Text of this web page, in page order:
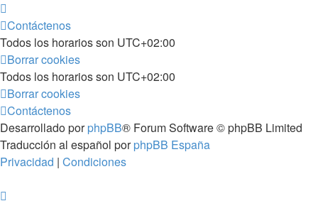
Contáctenos
Todos los horarios son UTC+02:00
Borrar cookies
Todos los horarios son UTC+02:00
Borrar cookies
Contáctenos
Desarrollado porphpBB® Forum Software © phpBB Limited
Traducción al español porphpBB España
Privacidad | Condiciones